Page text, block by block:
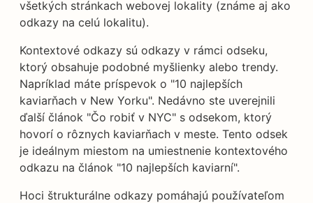
všetkých stránkach webovej lokality (známe aj ako
odkazy na celú lokalitu).
Kontextové odkazy sú odkazy v rámci odseku,
ktorý obsahuje podobné myšlienky alebo trendy.
Napríklad máte príspevok o "10 najlepších
kaviarňach v New Yorku". Nedávno ste uverejnili
ďalší článok "Čo robiť v NYC" s odsekom, ktorý
hovorí o rôznych kaviarňach v meste. Tento odsek
je ideálnym miestom na umiestnenie kontextového
odkazu na článok "10 najlepších kaviarní".
Hoci štrukturálne odkazy pomáhajú používateľom